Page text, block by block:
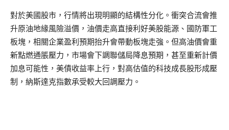
對於美國股市，行情將出現明顯的結構性分化。衝突合流會推
升原油地緣風險溢價，油價走高直接利好美股能源、國防軍工
板塊，相關企業盈利預期抬升會帶動板塊走強。但高油價會重
新點燃通脹壓力，市場會下調聯儲局降息預期，甚至重新計價
加息可能性，美債收益率上行，對高估值的科技成長股形成壓
制，納斯達克指數承受較大回調壓力。